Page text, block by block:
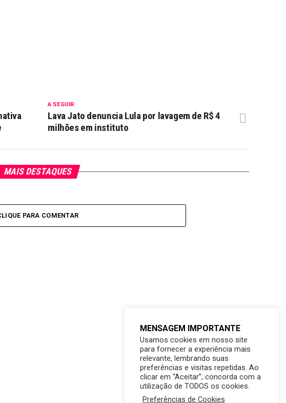
A SEGUIR
Lava Jato denuncia Lula por lavagem de R$ 4
milhões em instituto
MAIS DESTAQUES
PARA COMENTAR
MENSAGEM IMPORTANTE
Usamos cookies em nosso site
para fornecer a experiência mais
relevante, lembrando suas
preferências e visitas repetidas. Ao
clicar em “Aceitar”, concorda com a
utilização de TODOS os cookies.
Preferências de Cookies